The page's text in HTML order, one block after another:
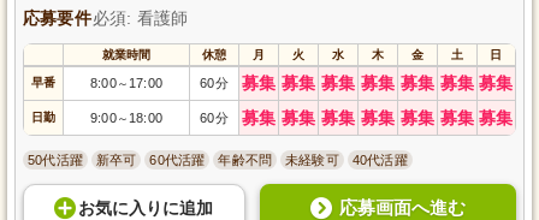
応募要件必須: 看護師
就業時間 休憩 月 火 水 木 金 土 日
早番 8:00～ 17:00 60分 募集 募集 募集 募集 募集 募集 募集
日勤 9:00～ 18:00 60分 募集 募集 募集 募集 募集 募集 募集
50代活躍 新卒可 60代活躍 年齢不問 未経験可 40代活躍
お気に入り に追加 応募画面へ進む